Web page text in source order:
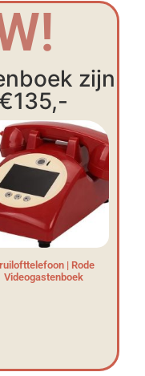
zijn
| Rode
Videogastenboek